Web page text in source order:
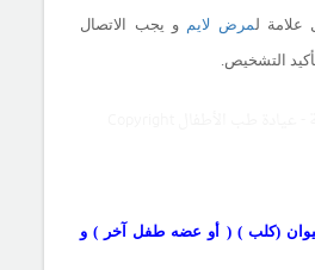
علامة لمرض لايم و يجب الاتصال
التشخيص.
(كلب ) ( أو عضه طفل آخر ) و